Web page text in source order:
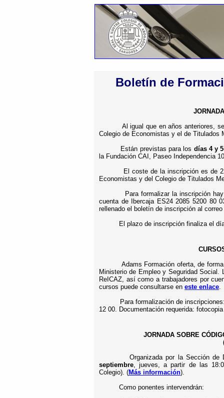
Boletín de
Al igual que en años anteriores, se
Colegio de Economistas y el de Titulados
Están previstas para los días 4 y
la Fundación CAI, Paseo Independencia
El coste de la inscripción es de
Economistas y del Colegio de Titulados
Para formalizar la inscripción
cuenta de Ibercaja ES24 2085 5200 80
rellenado el boletín de inscripción al correo
El plazo de inscripción finaliza el
Adams Formación oferta, de
Ministerio de Empleo y Seguridad
ReICAZ, así como a trabajadores por
cursos puede consultarse en este enlace.
Para formalización de
12 00. Documentación requerida:
JORNADA SOBRE
Organizada por la Sección
septiembre, jueves, a partir de las
Colegio). (Más información).
Como ponentes intervendrán: